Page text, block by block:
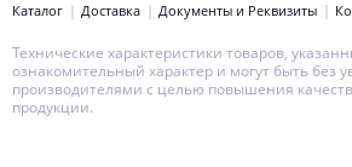
Каталог
Доставка Документы и Реквизиты
Технические характеристики товаров,
ознакомительный характер и могут быть без
производителями с целью повышения
продукции.